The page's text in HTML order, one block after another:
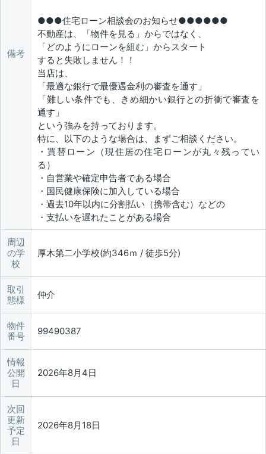
備考
●●●住宅ローン相談会のお知らせ●●●●●●
不動産は、「物件を見る」からではなく、
「どのようにローンを組む」からスタート
すると失敗しません！！
当店は、
「最適な銀行で最優遇金利の審査を通す」
「難しい条件でも、きめ細かい銀行との折衝で審査を
通す」
という強みを持っております。
特に、以下のような場合は、まずご相談ください。
・買替ローン（現住居の住宅ローンが丸々残ってい
る）
・自営業や確定申告者である場合
・国民健康保険に加入している場合
・過去10年以内に分割払い（携帯含む）などの
・支払いを遅れたことがある場合
周辺
の学
校
厚木第二小学校(約346ｍ / 徒歩5分)
取引
態様
仲介
物件
番号
99490387
情報
公開
日
2026年8月4日
次回
更新
予定
日
2026年8月18日